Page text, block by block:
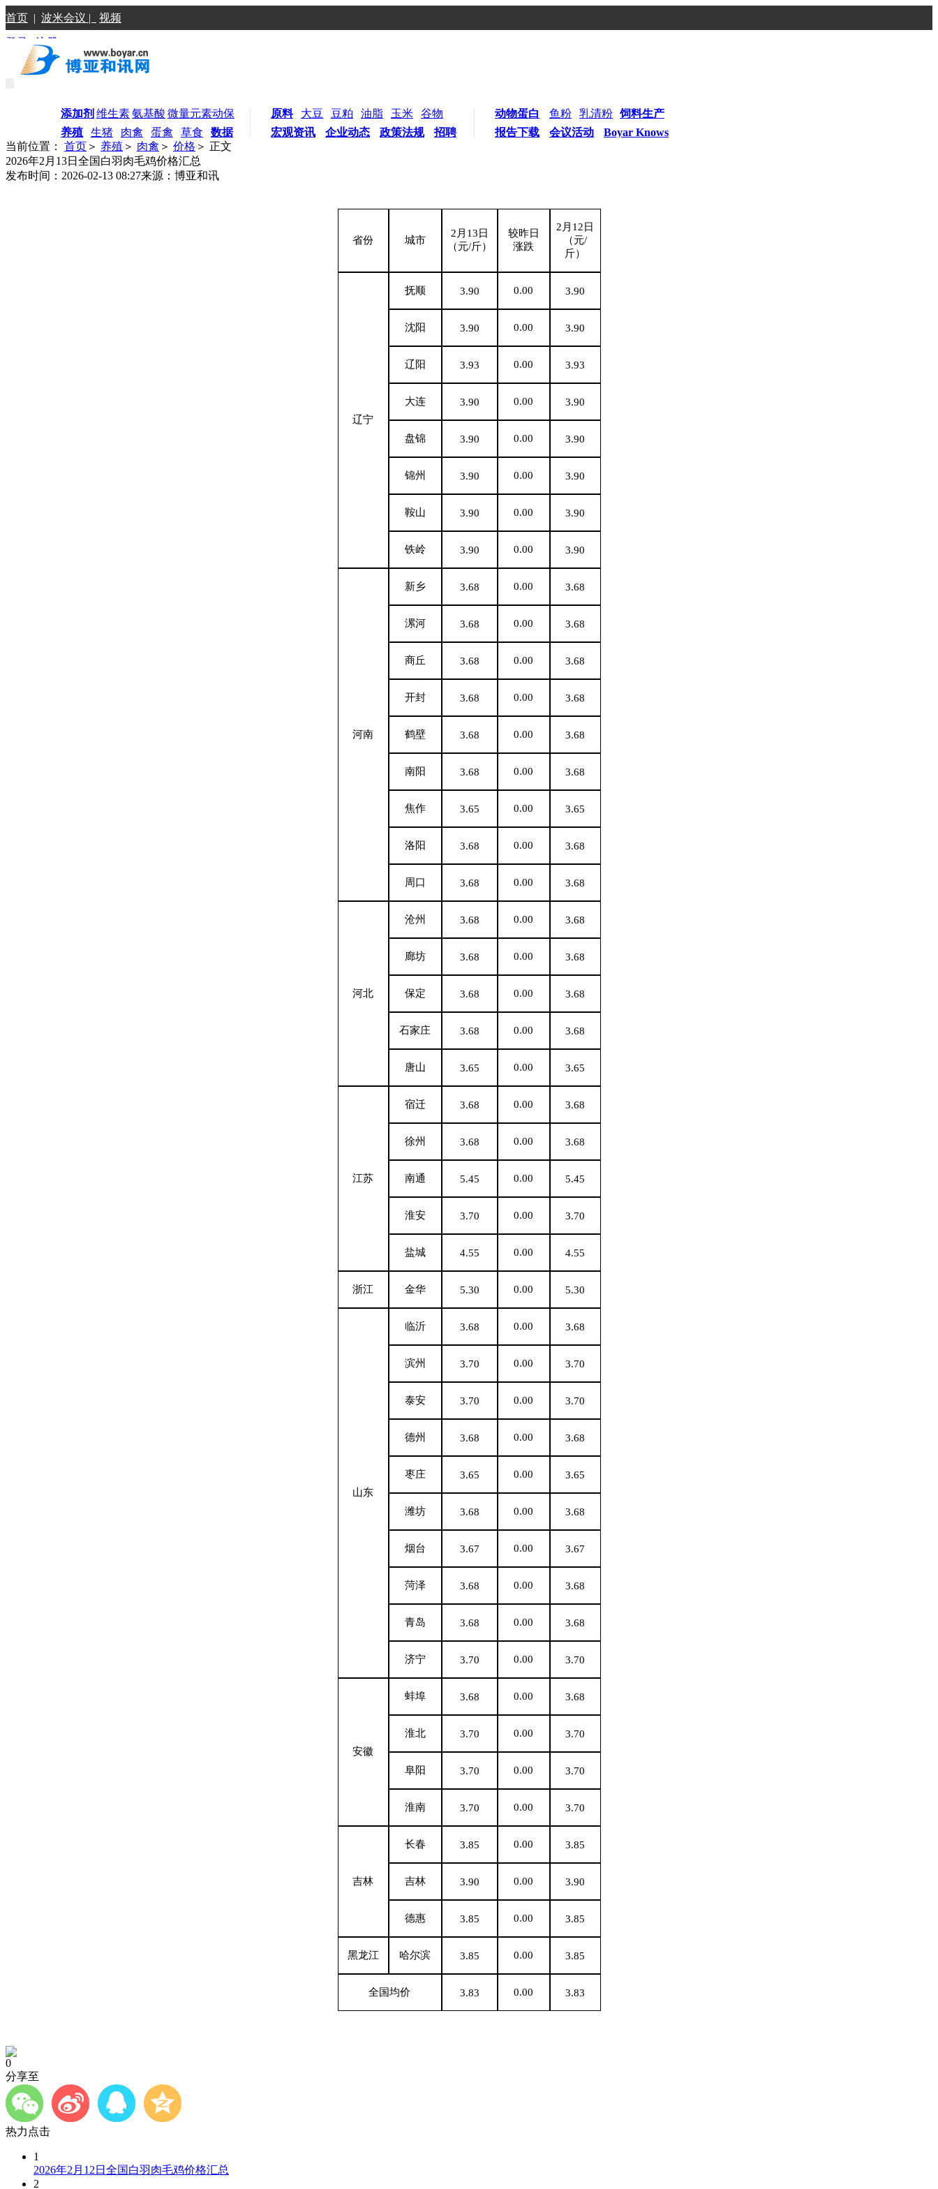
首页 | 波米会议 | 视频
登录 |注册
添加剂 维生素氨基酸 微量元素动保
养殖
生猪 肉禽 蛋禽 草食 数据
原料 大豆 豆粕 油脂 玉米
谷物
宏观资讯
企业动态 政策法规 招聘
动物蛋白 鱼粉 乳清粉 饲料生产
报告下载
会议活动
Boyar Knows
当前位置： 首页 ＞ 养殖 ＞ 肉禽 ＞ 价格 ＞ 正文
2026年2月13日全国白羽肉毛鸡价格汇总
发布时间：2026-02-13 08:27来源：博亚和讯
省份 城市
2 月13日
（元/斤）
较昨日
涨跌
2 月12日
（元/
斤）
辽宁
抚顺 3.90 0.00 3.90
沈阳 3.90 0.00 3.90
辽阳 3.93 0.00 3.93
大连 3.90 0.00 3.90
盘锦 3.90 0.00 3.90
锦州 3.90 0.00 3.90
鞍山 3.90 0.00 3.90
铁岭 3.90 0.00 3.90
河南
新乡 3.68 0.00 3.68
漯河 3.68 0.00 3.68
商丘 3.68 0.00 3.68
开封 3.68 0.00 3.68
鹤壁 3.68 0.00 3.68
南阳 3.68 0.00 3.68
焦作 3.65 0.00 3.65
洛阳 3.68 0.00 3.68
周口 3.68 0.00 3.68
河北
沧州 3.68 0.00 3.68
廊坊 3.68 0.00 3.68
保定 3.68 0.00 3.68
石家庄 3.68 0.00 3.68
唐山 3.65 0.00 3.65
江苏
宿迁 3.68 0.00 3.68
徐州 3.68 0.00 3.68
南通 5.45 0.00 5.45
淮安 3.70 0.00 3.70
盐城 4.55 0.00 4.55
浙江 金华 5.30 0.00 5.30
山东
临沂 3.68 0.00 3.68
滨州 3.70 0.00 3.70
泰安 3.70 0.00 3.70
德州 3.68 0.00 3.68
枣庄 3.65 0.00 3.65
潍坊 3.68 0.00 3.68
烟台 3.67 0.00 3.67
菏泽 3.68 0.00 3.68
青岛 3.68 0.00 3.68
济宁 3.70 0.00 3.70
安徽
蚌埠 3.68 0.00 3.68
淮北 3.70 0.00 3.70
阜阳 3.70 0.00 3.70
淮南 3.70 0.00 3.70
吉林
长春 3.85 0.00 3.85
吉林 3.90 0.00 3.90
德惠 3.85 0.00 3.85
黑龙江 哈尔滨 3.85 0.00 3.85
全国均价 3.83 0.00 3.83
0
分享至
热力点击
1
2026年2月12日全国白羽肉毛鸡价格汇总
2